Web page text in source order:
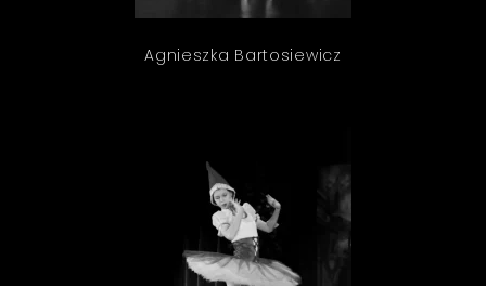
Agnieszka Bartosiewicz